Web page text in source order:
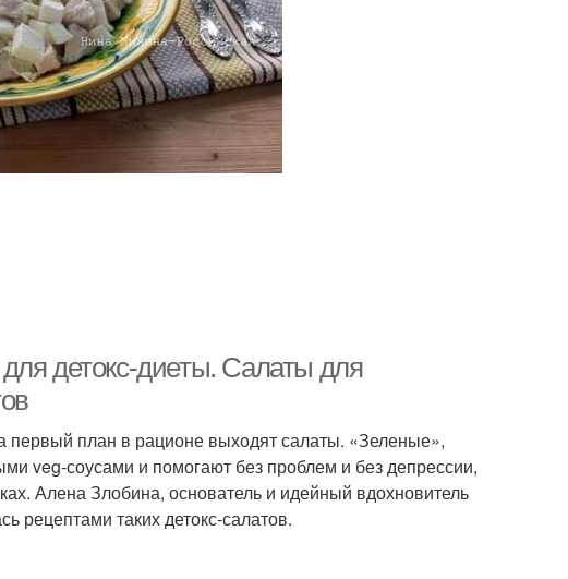
детокс-диеты. Салаты для
первый план в рационе выходят салаты. «Зеленые»,
veg-соусами и помогают без проблем и без депрессии,
Алена Злобина, основатель и идейный вдохновитель
рецептами таких детокс-салатов.